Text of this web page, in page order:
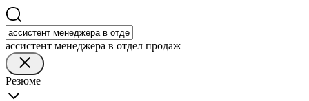
ассистент менеджера в отдел продаж
Резюме